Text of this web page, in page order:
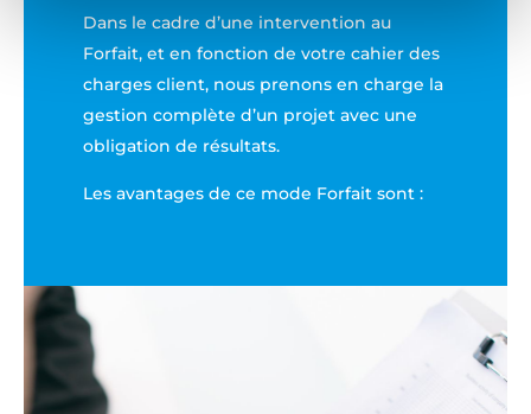
- Gestion managériale des équipes par
d’activités
- Proposition de livrables adaptées aux
référentiels clients et respectant les
procédures ARKADIA Ingénierie
Dans le cadre d’une intervention au
Forfait, et en fonction de votre cahier des
charges client, nous prenons en charge la
gestion complète d’un projet avec une
obligation de résultats.
Les avantages de ce mode Forfait sont :